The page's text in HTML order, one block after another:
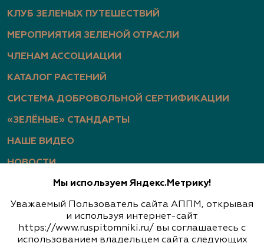
КЛУБ ЗЕЛЕНЫХ ПУТЕШЕСТВИЙ
МЕРОПРИЯТИЯ ЗЕЛЕНОЙ ОТРАСЛИ
ЧЛЕНАМ АССОЦИАЦИИ
КАТАЛОГ РАСТЕНИЙ
СИСТЕМА ДОБРОВОЛЬНОЙ СЕРТИФИКАЦИИ
«ЗЕЛЁНЫЕ» СТАНДАРТЫ
НАШЕ ВИДЕО
НОВОСТИ
ФОТОГАЛЕРЕЯ
Мы используем Яндекс.Метрику!
Уважаемый Пользователь сайта АППМ, открывая
и используя интернет-сайт
https://www.ruspitomniki.ru/ вы соглашаетесь с
использованием владельцем сайта следующих